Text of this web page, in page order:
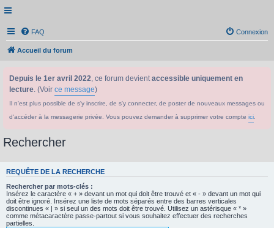
FAQ Connexion
Accueil du forum
Depuis le 1er avril 2022, ce forum devientaccessible uniquement en
lecture. (Voir ce message)
Il n'est plus possible de s'y inscrire, de s'y connecter, de poster de nouveaux messages ou
d'accéder à la messagerie privée. Vous pouvez demander à supprimer votre compte ici
Rechercher
REQUÊTE DE LA RECHERCHE
Rechercher par mots-clés :
Insérez le caractère « + » devant un mot qui doit être trouvé et « - » devant un mot qui
doit être ignoré. Insérez une liste de mots séparés entre des barres verticales
discontinues « | » si seul un des mots doit être trouvé. Utilisez un astérisque « * »
comme métacaractère passe-partout si vous souhaitez effectuer des recherches
partielles.